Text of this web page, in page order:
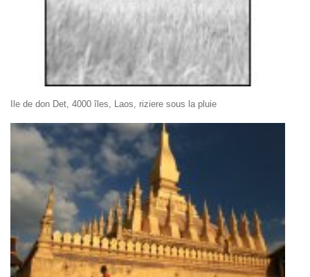
Ile de don Det, 4000 îles, Laos, riziere sous la pluie